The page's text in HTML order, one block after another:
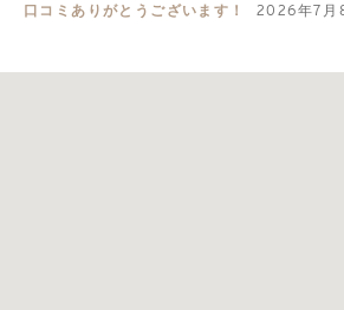
口コミありがとうございます！ 2026年7月